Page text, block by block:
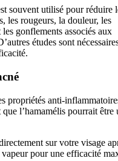
souvent utilisé pour réduire
les rougeurs, la douleur, les
les gonflements associés aux
études sont
propriétés anti-
que l’hamamélis pourrait être
sur votre visage
vapeur pour une efficacité